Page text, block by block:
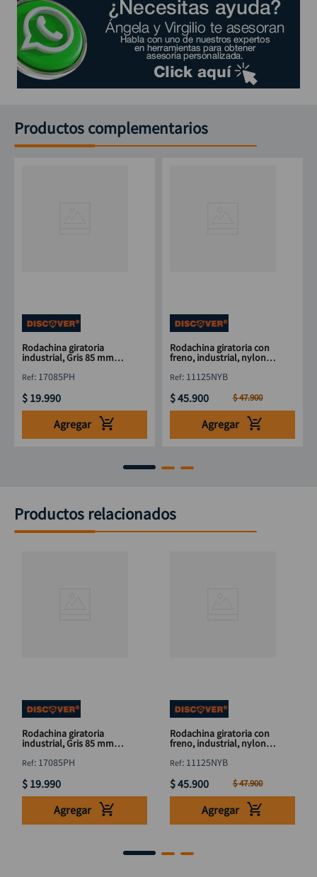
Productos complementarios
Rodachina giratoria
industrial, Gris 85 mm
: 17085PH
$ 19.990
Agregar
Rodachina giratoria con
freno, industrial, nylon
: 11125NYB
$45.900 $47.900
Agregar
Productos relacionados
Rodachina giratoria
industrial, Gris 85 mm
: 17085PH
$ 19.990
Agregar
Rodachina giratoria con
freno, industrial, nylon
: 11125NYB
$45.900 $47.900
Agregar